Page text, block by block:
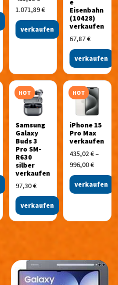
1.071,89€
verkaufen
e
Eisenbahn
(10428)
verkaufen
67,87€
verkaufen
HOT
Samsung
Galaxy
Buds 3
Pro SM-
R630
silber
verkaufen
97,30€
verkaufen
HOT
iPhone 15
Pro Max
verkaufen
435,02€–
996,00€
verkaufen